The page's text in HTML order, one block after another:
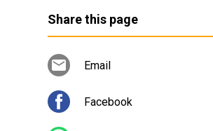
Share this page
Email
Facebook